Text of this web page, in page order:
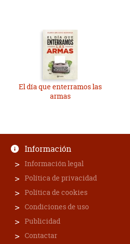
El día que enterramos las
armas
Información
Información legal
Política de privacidad
Política de cookies
Condiciones de uso
Publicidad
Contactar